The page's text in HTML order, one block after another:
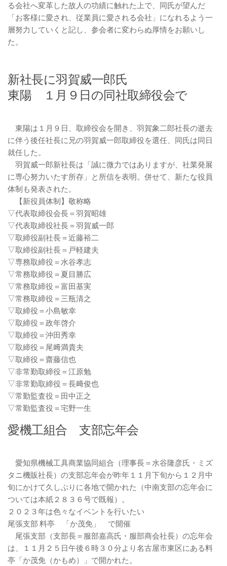
る会社へ変革した故人の功績に触れた上で、同氏が望んだ
「お客様に愛され、従業員に愛される会社」になれるよう一
層努力していくと記し、参会者に変わらぬ厚情をお願いし
た。
新社長に羽賀威一郎氏
東陽 １月９日の同社取締役会で
東陽は１月９日、取締役会を開き、羽賀象二郎社長の逝去
に伴う後任社長に兄の羽賀威一郎取締役を選任、同氏は同日
就任した。
羽賀威一郎新社長は「誠に微力ではありますが、社業発展
に専心努力いたす所存」と所信を表明。併せて、新たな役員
体制も発表された。
【新役員体制】敬称略
▽代表取締役会長＝羽賀昭雄
▽代表取締役社長＝羽賀威一郎
▽取締役副社長＝近藤裕二
▽取締役副社長＝戸軽建夫
▽専務取締役＝水谷孝志
▽常務取締役＝夏目勝広
▽常務取締役＝富田基実
▽常務取締役＝三瓶清之
▽取締役＝小島敏幸
▽取締役＝政年啓介
▽取締役＝沖田秀幸
▽取締役＝尾﨑満貴夫
▽取締役＝齋藤信也
▽非常勤取締役＝江原勉
▽非常勤取締役＝長﨑俊也
▽常勤監査役＝田中正之
▽常勤監査役＝宅野一生
愛機工組合 支部忘年会
愛知県機械工具商業協同組合（理事長＝水谷隆彦氏・ミズ
タニ機販社長）の支部忘年会が昨年１１月下旬から１２月中
旬にかけて久しぶりに各地で開かれた（中南支部の忘年会に
ついては本紙２８３６号で既報）。
２０２３年は色々なイベントを行いたい
尾張支部 料亭 「か茂免」 で開催
尾張支部（支部長＝服部嘉高氏・服部商会社長）の忘年会
は、１１月２５日午後６時３０分より名古屋市東区にある料
亭「か茂免（かもめ）」で開かれた。